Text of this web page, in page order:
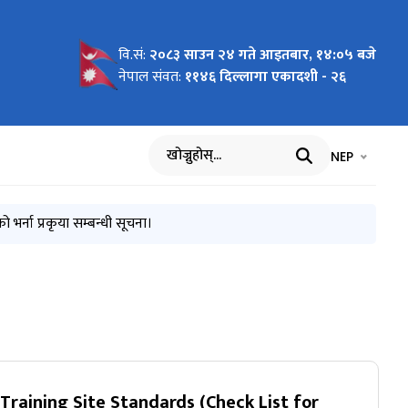
वि.सं: २०८३ साउन २४ गते आइतबार, १४:०५ बजे
नेपाल संवत: ११४६ दिल्लागा एकादशी - २६
खोज्नुहोस् भाषा चयन
NEP
प्रकृया सम्बन्धी सूचना।